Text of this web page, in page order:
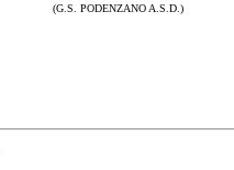
(G.S. PODENZANO A.S.D.)